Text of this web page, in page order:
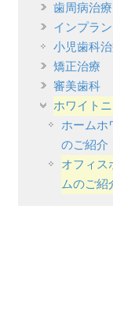
歯周病治療
インプラン
小児歯科
矯正治療
審美歯科
ホワイト
ホームホ
のご紹介
オフィス
ムのご紹